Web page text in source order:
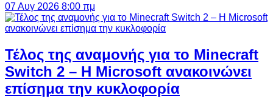
07 Αυγ 2026 8:00 πμ
Τέλος της αναμονής για το Minecraft
Switch 2 – Η Microsoft ανακοινώνει
επίσημα την κυκλοφορία